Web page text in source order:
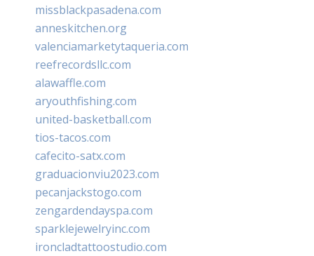
missblackpasadena.com
anneskitchen.org
valenciamarketytaqueria.com
reefrecordsllc.com
alawaffle.com
aryouthfishing.com
united-basketball.com
tios-tacos.com
cafecito-satx.com
graduacionviu2023.com
pecanjackstogo.com
zengardendayspa.com
sparklejewelryinc.com
ironcladtattoostudio.com